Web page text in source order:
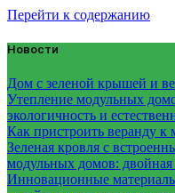
Перейти к содержанию
Новости
Дом с зеленой крышей и
Утепление модульных
экологичность и
Как пристроить веранду к
Зеленая кровля с
модульных домов: двойная
Инновационные